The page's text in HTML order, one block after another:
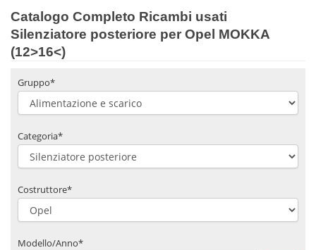
Catalogo Completo Ricambi usati
Silenziatore posteriore per Opel MOKKA
(12>16<)
Gruppo*
Categoria*
Costruttore*
Modello/Anno*